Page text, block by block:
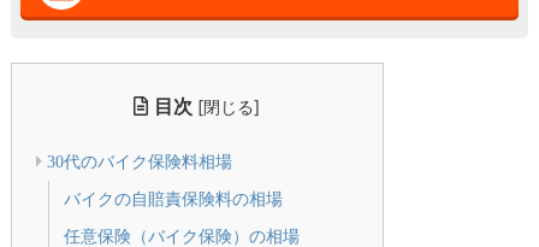
目次 [閉じる]
30代のバイク保険料相場
バイクの自賠責保険料の相場
任意保険（バイク保険）の相場